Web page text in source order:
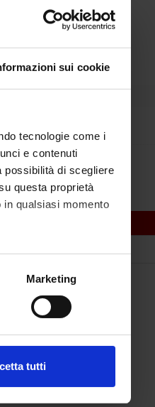
sui cookie
tecnologie come i
e contenuti
possibilità di scegliere
questa proprietà
qualsiasi momento
Marketing
tutti